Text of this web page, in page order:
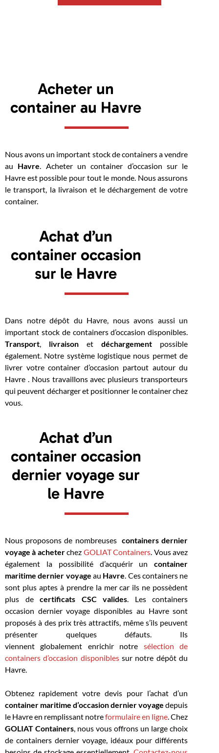
Acheter un
container au Havre
Nous avons un important stock de containers a vendre
au Havre. Acheter un container d’occasion sur le
Havre est possible pour tout le monde. Nous assurons
le transport, la livraison et le déchargement de votre
container.
Achat d’un
container occasion
sur le Havre
Dans notre dépôt du Havre, nous avons aussi un
important stock de containers d’occasion disponibles.
Transport, livraison etdéchargement possible
également. Notre système logistique nous permet de
livrer votre container d’occasion partout autour du
Havre . Nous travaillons avec plusieurs transporteurs
qui peuvent décharger et positionner le container chez
vous.
Achat d’un
container occasion
dernier voyage sur
le Havre
Nous proposons de nombreusescontainers dernier
voyage à acheterchez GOLIAT Containers. Vous avez
également la possibilité d’acquérir uncontainer
maritime dernier voyage au Havre. Ces containers ne
sont plus aptes à prendre la mer car ils ne possèdent
plus decertificats CSC valides. Les containers
occasion dernier voyage disponibles au Havre sont
proposés à des prix très attractifs, même s’ils peuvent
présenter quelques défauts. Ils
viennentglobalement enrichir notre sélection de
containers d’occasion disponiblessur notre dépôt du
Havre.
Obtenez rapidement votre devis pour l’achat d’un
container maritime d’occasion dernier voyage depuis
le Havre en remplissant notreformulaire en ligne. Chez
GOLIAT Containers, nous vous offrons un large choix
de containers dernier voyage, idéaux pour différents